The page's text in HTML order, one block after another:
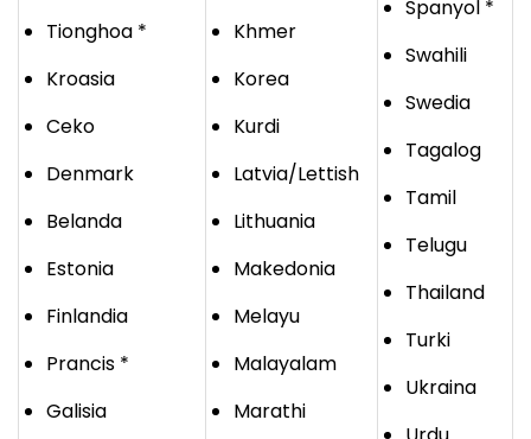
Tionghoa *
Kroasia
Ceko
Denmark
Belanda
Estonia
Finlandia
Prancis *
Galisia
Khmer
Korea
Kurdi
Latvia/Lettish
Lithuania
Makedonia
Melayu
Malayalam
Marathi
Spanyol *
Swahili
Swedia
Tagalog
Tamil
Telugu
Thailand
Turki
Ukraina